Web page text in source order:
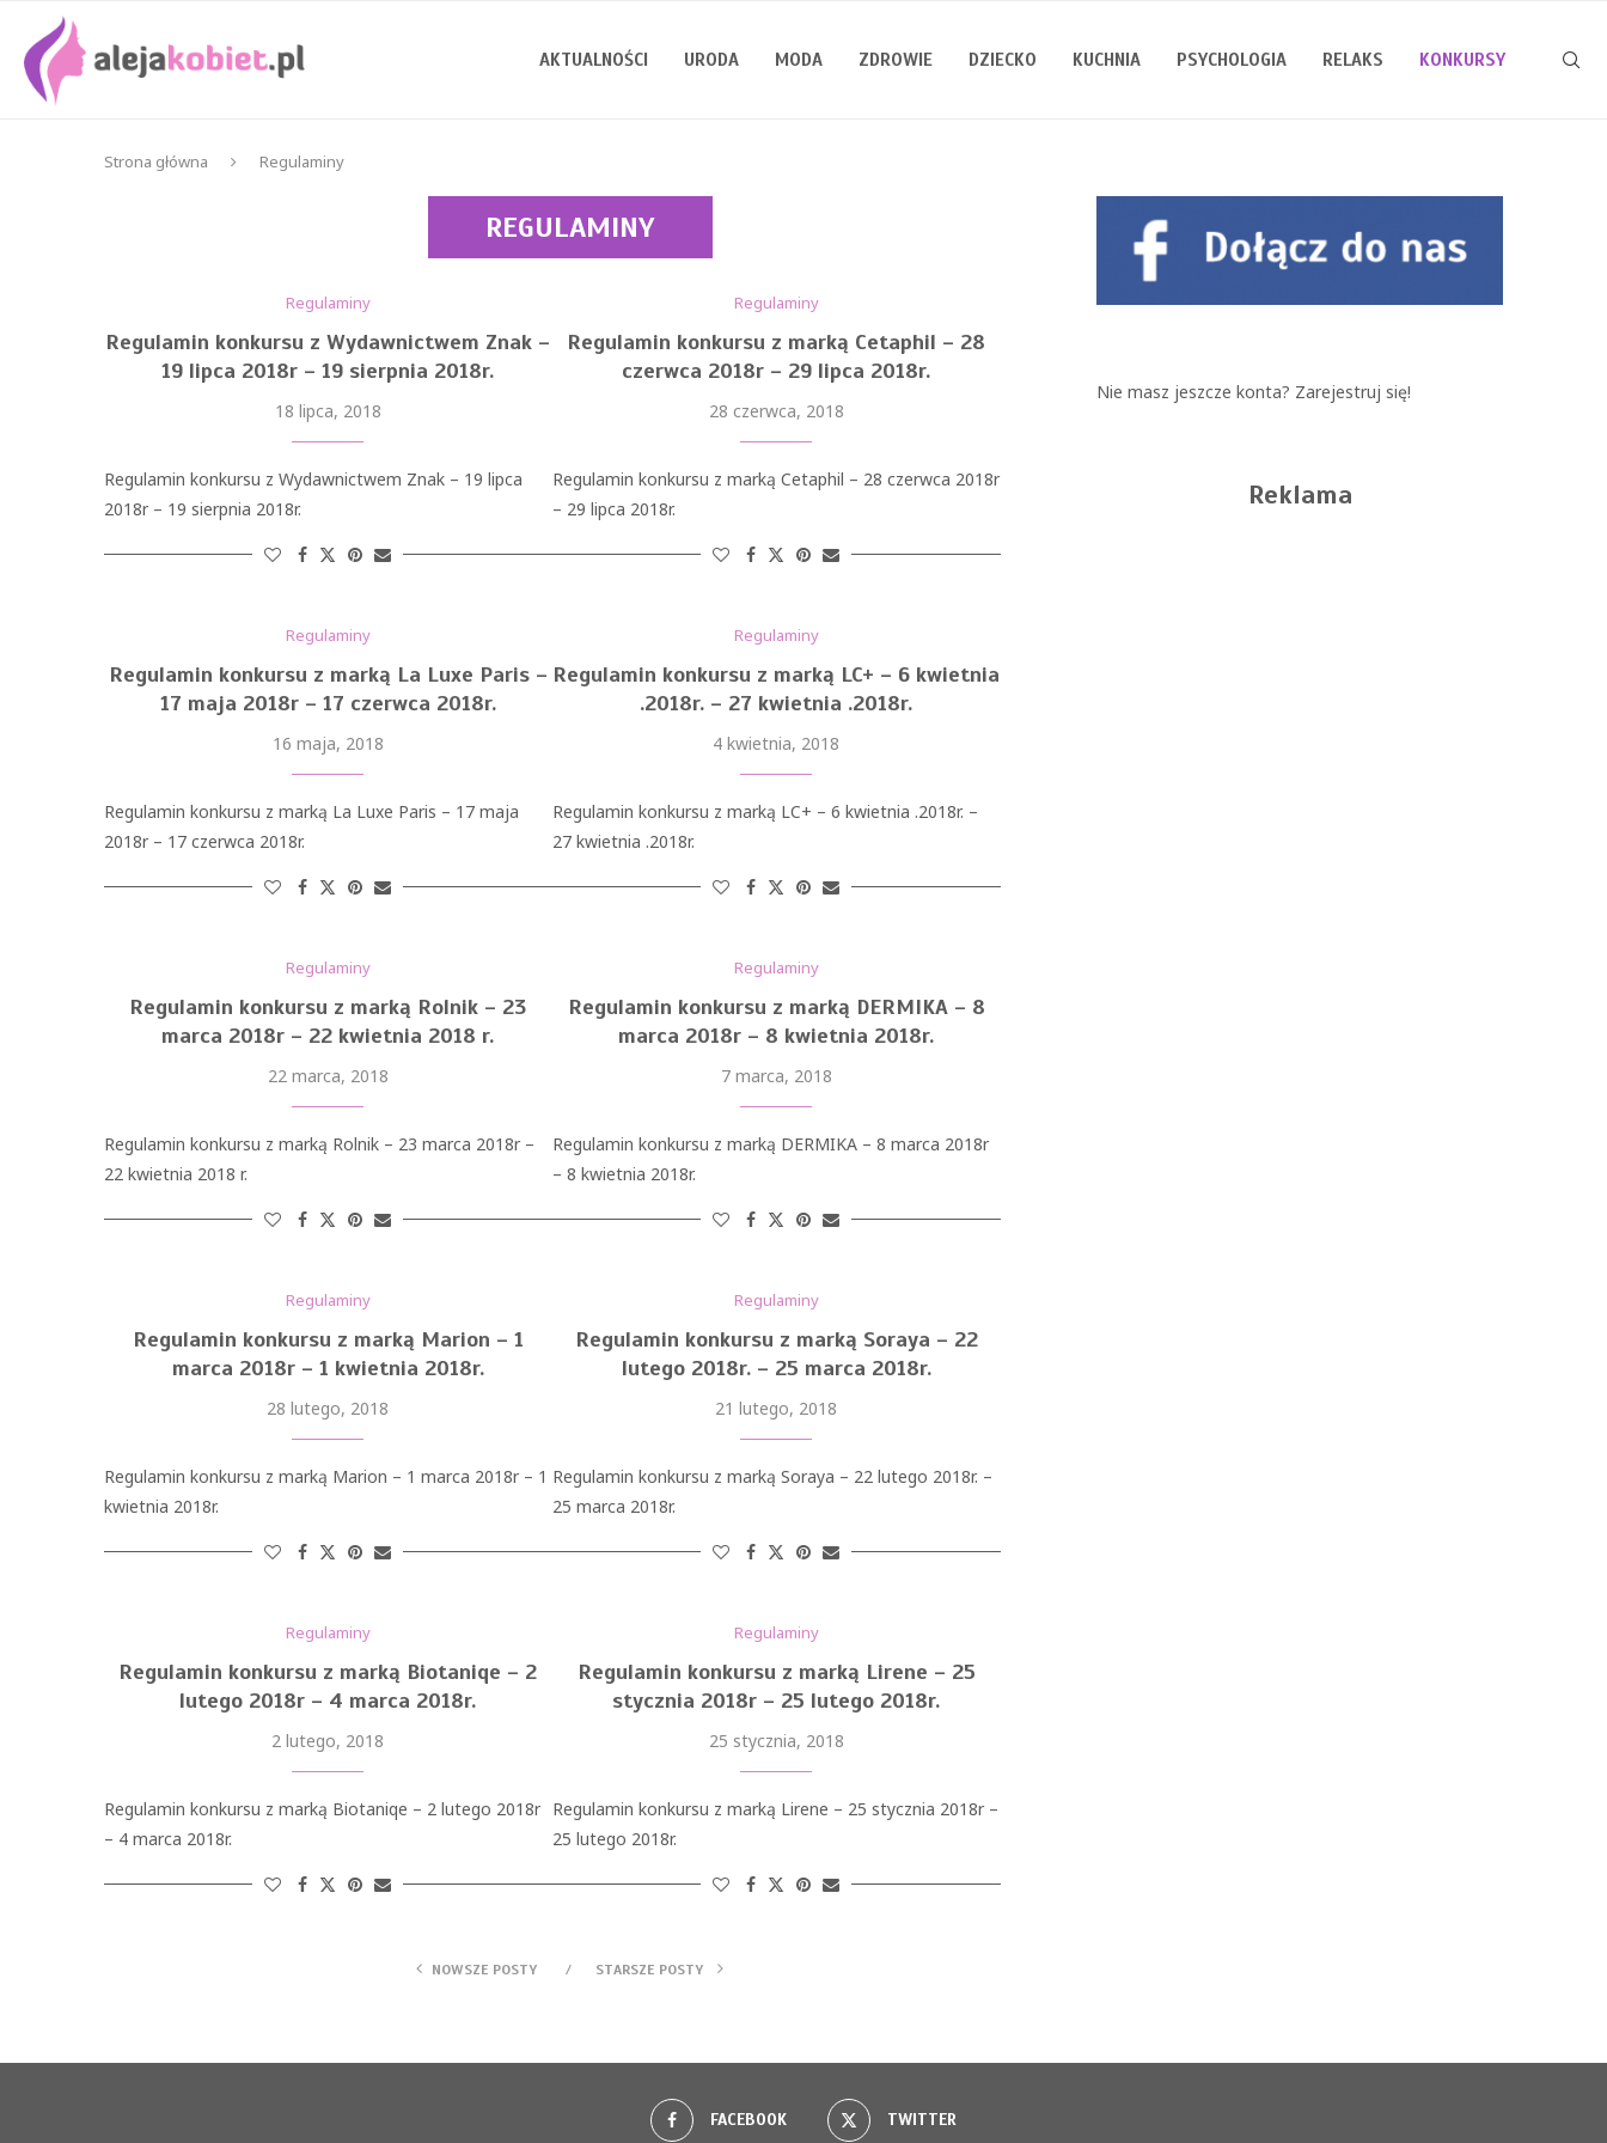
AKTUALNOŚCI URODA MODA ZDROWIE DZIECKO KUCHNIA PSYCHOLOGIA RELAKS KONKURSY
Strona główna Regulaminy
REGULAMINY
Regulaminy
Regulamin konkursu z Wydawnictwem Znak –
19 lipca 2018r – 19 sierpnia 2018r.
18 lipca, 2018
Regulamin konkursu z Wydawnictwem Znak – 19 lipca
2018r – 19 sierpnia 2018r.
Regulaminy
Regulamin konkursu z marką Cetaphil – 28
czerwca 2018r – 29 lipca 2018r.
28 czerwca, 2018
Regulamin konkursu z marką Cetaphil – 28 czerwca 2018r
– 29 lipca 2018r.
Regulaminy
Regulamin konkursu z marką La Luxe Paris –
17 maja 2018r – 17 czerwca 2018r.
16 maja, 2018
Regulamin konkursu z marką La Luxe Paris – 17 maja
2018r – 17 czerwca 2018r.
Regulaminy
Regulamin konkursu z marką LC+ – 6 kwietnia
.2018r. – 27 kwietnia .2018r.
4 kwietnia, 2018
Regulamin konkursu z marką LC+ – 6 kwietnia .2018r. –
27 kwietnia .2018r.
Regulaminy
Regulamin konkursu z marką Rolnik – 23
marca 2018r – 22 kwietnia 2018 r.
22 marca, 2018
Regulamin konkursu z marką Rolnik – 23 marca 2018r –
22 kwietnia 2018 r.
Regulaminy
Regulamin konkursu z marką DERMIKA – 8
marca 2018r – 8 kwietnia 2018r.
7 marca, 2018
Regulamin konkursu z marką DERMIKA – 8 marca 2018r
– 8 kwietnia 2018r.
Regulaminy
Regulamin konkursu z marką Marion – 1
marca 2018r – 1 kwietnia 2018r.
28 lutego, 2018
Regulamin konkursu z marką Marion – 1 marca 2018r – 1
kwietnia 2018r.
Regulaminy
Regulamin konkursu z marką Soraya – 22
lutego 2018r. – 25 marca 2018r.
21 lutego, 2018
Regulamin konkursu z marką Soraya – 22 lutego 2018r. –
25 marca 2018r.
Regulaminy
Regulamin konkursu z marką Biotaniqe – 2
lutego 2018r – 4 marca 2018r.
2 lutego, 2018
Regulamin konkursu z marką Biotaniqe – 2 lutego 2018r
– 4 marca 2018r.
Regulaminy
Regulamin konkursu z marką Lirene – 25
stycznia 2018r – 25 lutego 2018r.
25 stycznia, 2018
Regulamin konkursu z marką Lirene – 25 stycznia 2018r –
25 lutego 2018r.
NOWSZE POSTY STARSZE POSTY
Nie masz jeszcze konta? Zarejestruj się!
Reklama
FACEBOOK TWITTER